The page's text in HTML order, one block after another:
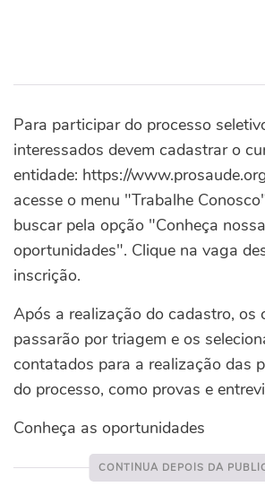
Para participar do processo
interessados devem cadastrar o
entidade: https://
acesse o menu "Trabalhe
buscar pela opção "Conheça
oportunidades". Clique na vaga
inscrição.
Após a realização do cadastro, os
passarão por triagem e os
contatados para a realização das
do processo, como provas e
Conheça as oportunidades